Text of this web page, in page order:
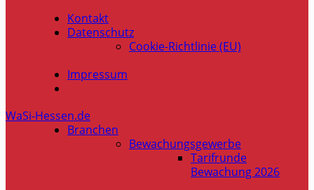
Kontakt
Datenschutz
Cookie-Richtlinie (EU)
Impressum
WaSi-Hessen.de
Branchen
Bewachungsgewerbe
Tarifrunde
Bewachung 2026